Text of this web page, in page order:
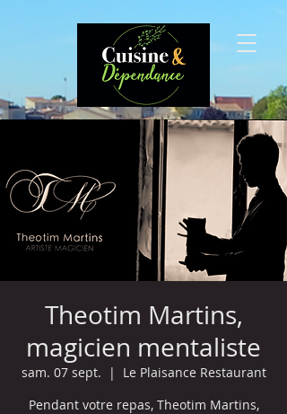
Theotim Martins,
magicien mentaliste
sam. 07 sept.
  |
Le Plaisance Restaurant
Pendant votre repas, Theotim Martins,